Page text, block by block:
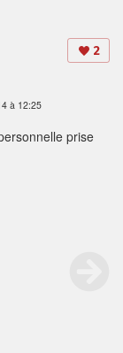
2
à 12:25
prise